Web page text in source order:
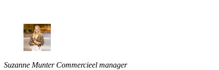
Suzanne Munter Commercieel manager